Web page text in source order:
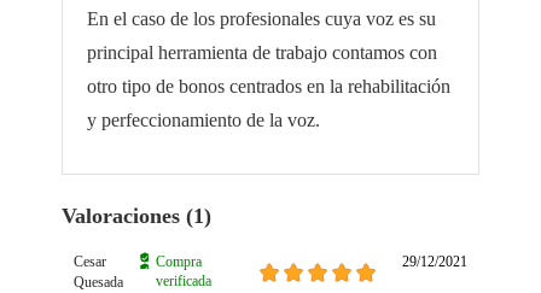
En el caso de los profesionales cuya voz es su
principal herramienta de trabajo contamos con
otro tipo de bonos centrados en la rehabilitación
y perfeccionamiento de la voz.
Valoraciones (1)
Cesar
Quesada
Compra
verificada
29/12/2021